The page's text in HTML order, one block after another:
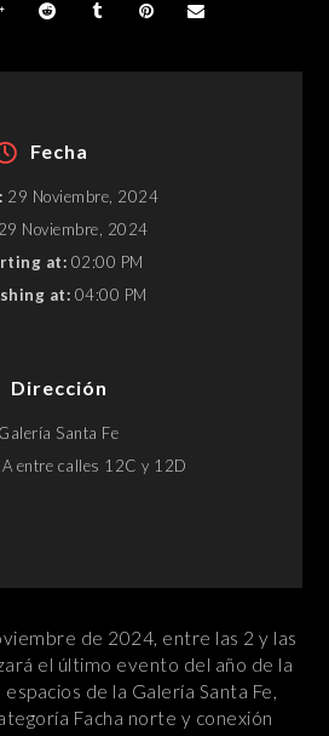
Fecha
29 Noviembre, 2024
29 Noviembre, 2024
at: 02:00 PM
at: 04:00 PM
Dirección
Galería Santa Fe
entre calles 12C y 12D
de 2024, entre las 2 y las
el último evento del año de la
de la Galería Santa Fe,
Facha norte y conexión